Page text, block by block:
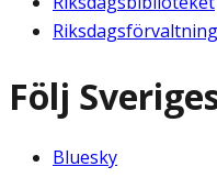
Följ
Bluesky